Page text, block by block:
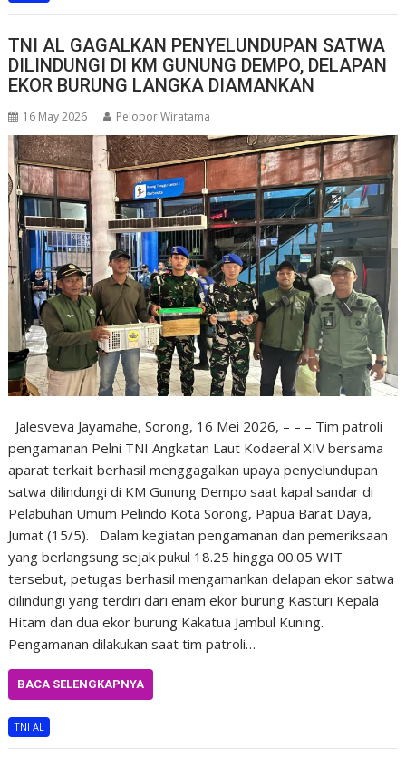
TNI AL GAGALKAN PENYELUNDUPAN SATWA
DILINDUNGI DI KM GUNUNG DEMPO, DELAPAN
EKOR BURUNG LANGKA DIAMANKAN
16 May 2026 Pelopor Wiratama
Jalesveva Jayamahe, Sorong, 16 Mei 2026, – – – Tim patroli
pengamanan Pelni TNI Angkatan Laut Kodaeral XIV bersama
aparat terkait berhasil menggagalkan upaya penyelundupan
satwa dilindungi di KM Gunung Dempo saat kapal sandar di
Pelabuhan Umum Pelindo Kota Sorong, Papua Barat Daya,
Jumat (15/5). Dalam kegiatan pengamanan dan pemeriksaan
yang berlangsung sejak pukul 18.25 hingga 00.05 WIT
tersebut, petugas berhasil mengamankan delapan ekor satwa
dilindungi yang terdiri dari enam ekor burung Kasturi Kepala
Hitam dan dua ekor burung Kakatua Jambul Kuning.
Pengamanan dilakukan saat tim patroli…
BACA SELENGKAPNYA
TNI AL